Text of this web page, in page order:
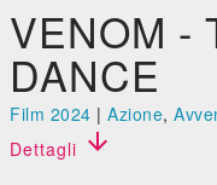
VENOM -
DANCE
Film 2024 |Azione,
Dettagli 